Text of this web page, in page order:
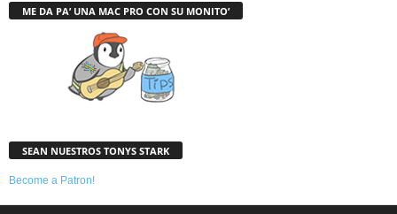
ME DA PA’ UNA MAC PRO CON SU MONITO’
SEAN NUESTROS TONYS STARK
Become a Patron!